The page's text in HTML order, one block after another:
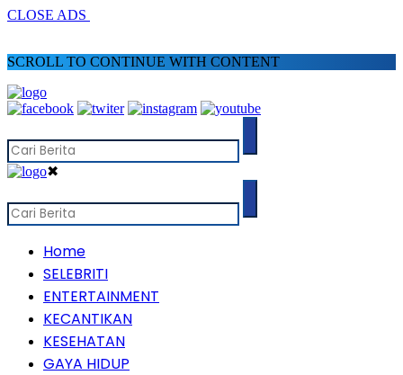
CLOSE ADS
SCROLL TO CONTINUE WITH CONTENT
✖
Home
SELEBRITI
ENTERTAINMENT
KECANTIKAN
KESEHATAN
GAYA HIDUP